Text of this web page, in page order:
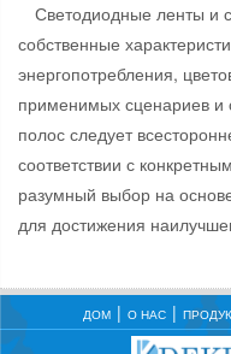
Светодиодные ленты и
собственные
энергопотребления,
применимых сценариев и
полос следует
соответствии с
разумный выбор на
для достижения
ДОМ О НАС